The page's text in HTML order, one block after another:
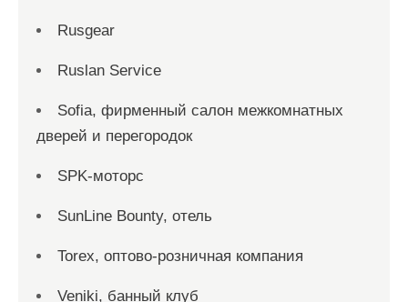
Rusgear
Ruslan Service
Sofia, фирменный салон межкомнатных
дверей и перегородок
SPK-моторс
SunLine Bounty, отель
Torex, оптово-розничная компания
Veniki, банный клуб